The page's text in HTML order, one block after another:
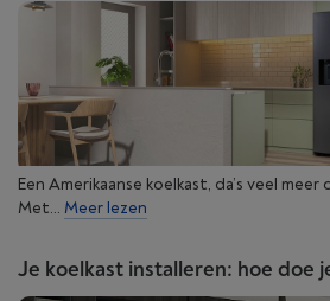
Een Amerikaanse koelkast, da’s veel
Met... Meer lezen
Je koelkast installeren: hoe doe